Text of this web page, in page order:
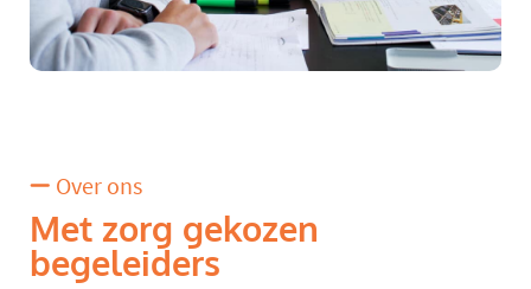
Over ons
Met zorg gekozen
begeleiders